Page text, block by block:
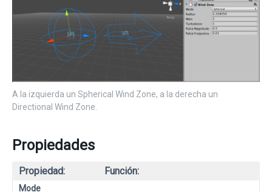
A la izquierda un Spherical Wind Zone, a la derecha un
Directional Wind Zone.
Propiedades
Propiedad: Función:
Mode